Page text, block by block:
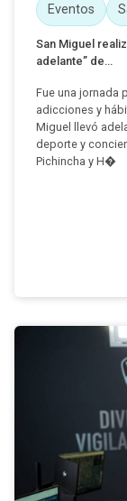
Eventos
San Miguel
adelante” de...
Fue una jornada
adicciones y
Miguel llevó
deporte y
Pichincha y H�